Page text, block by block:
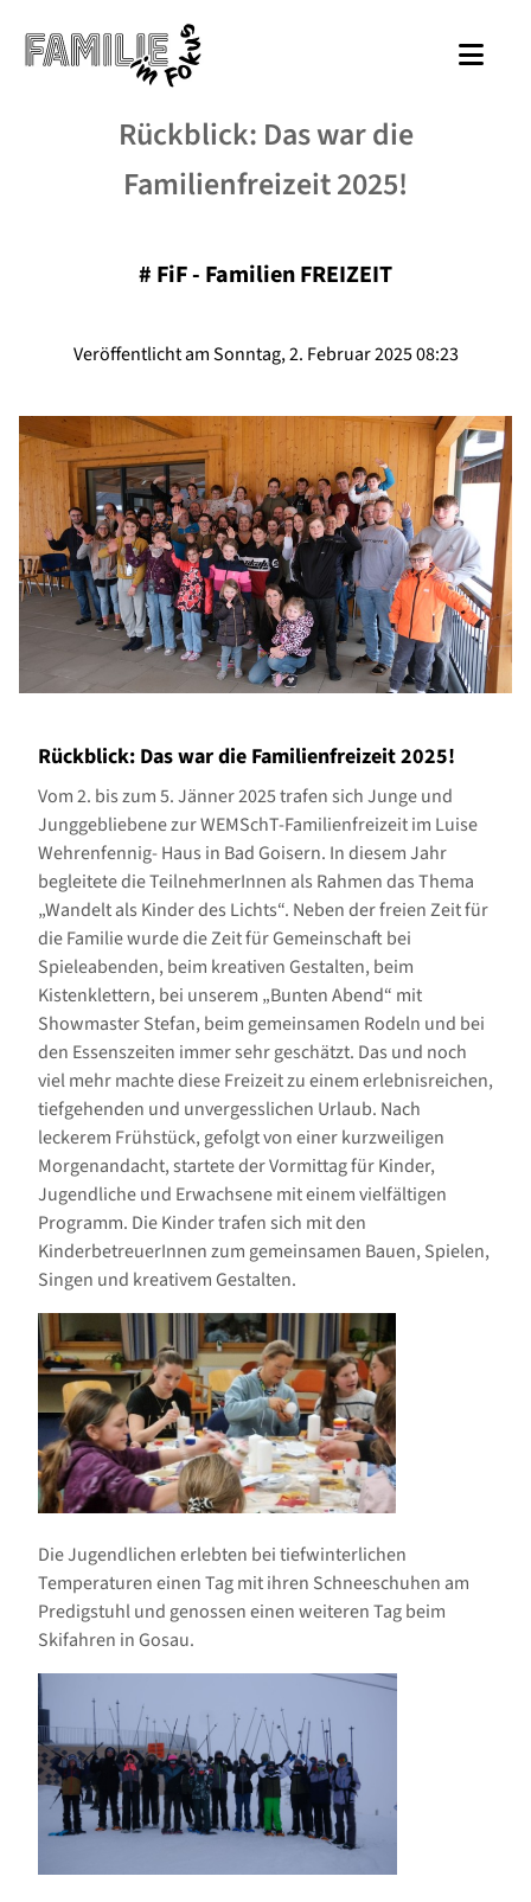
Rückblick: Das war die
Familienfreizeit 2025!
# FiF - Familien FREIZEIT
Veröffentlicht am Sonntag, 2. Februar 2025 08:23
Rückblick: Das war die Familienfreizeit 2025!
Vom 2. bis zum 5. Jänner 2025 trafen sich Junge und
Junggebliebene zur WEMSchT-Familienfreizeit im Luise
Wehrenfennig- Haus in Bad Goisern. In diesem Jahr
begleitete die TeilnehmerInnen als Rahmen das Thema
„Wandelt als Kinder des Lichts“. Neben der freien Zeit für
die Familie wurde die Zeit für Gemeinschaft bei
Spieleabenden, beim kreativen Gestalten, beim
Kistenklettern, bei unserem „Bunten Abend“ mit
Showmaster Stefan, beim gemeinsamen Rodeln und bei
den Essenszeiten immer sehr geschätzt. Das und noch
viel mehr machte diese Freizeit zu einem erlebnisreichen,
tiefgehenden und unvergesslichen Urlaub. Nach
leckerem Frühstück, gefolgt von einer kurzweiligen
Morgenandacht, startete der Vormittag für Kinder,
Jugendliche und Erwachsene mit einem vielfältigen
Programm. Die Kinder trafen sich mit den
KinderbetreuerInnen zum gemeinsamen Bauen, Spielen,
Singen und kreativem Gestalten.
Die Jugendlichen erlebten bei tiefwinterlichen
Temperaturen einen Tag mit ihren Schneeschuhen am
Predigstuhl und genossen einen weiteren Tag beim
Skifahren in Gosau.